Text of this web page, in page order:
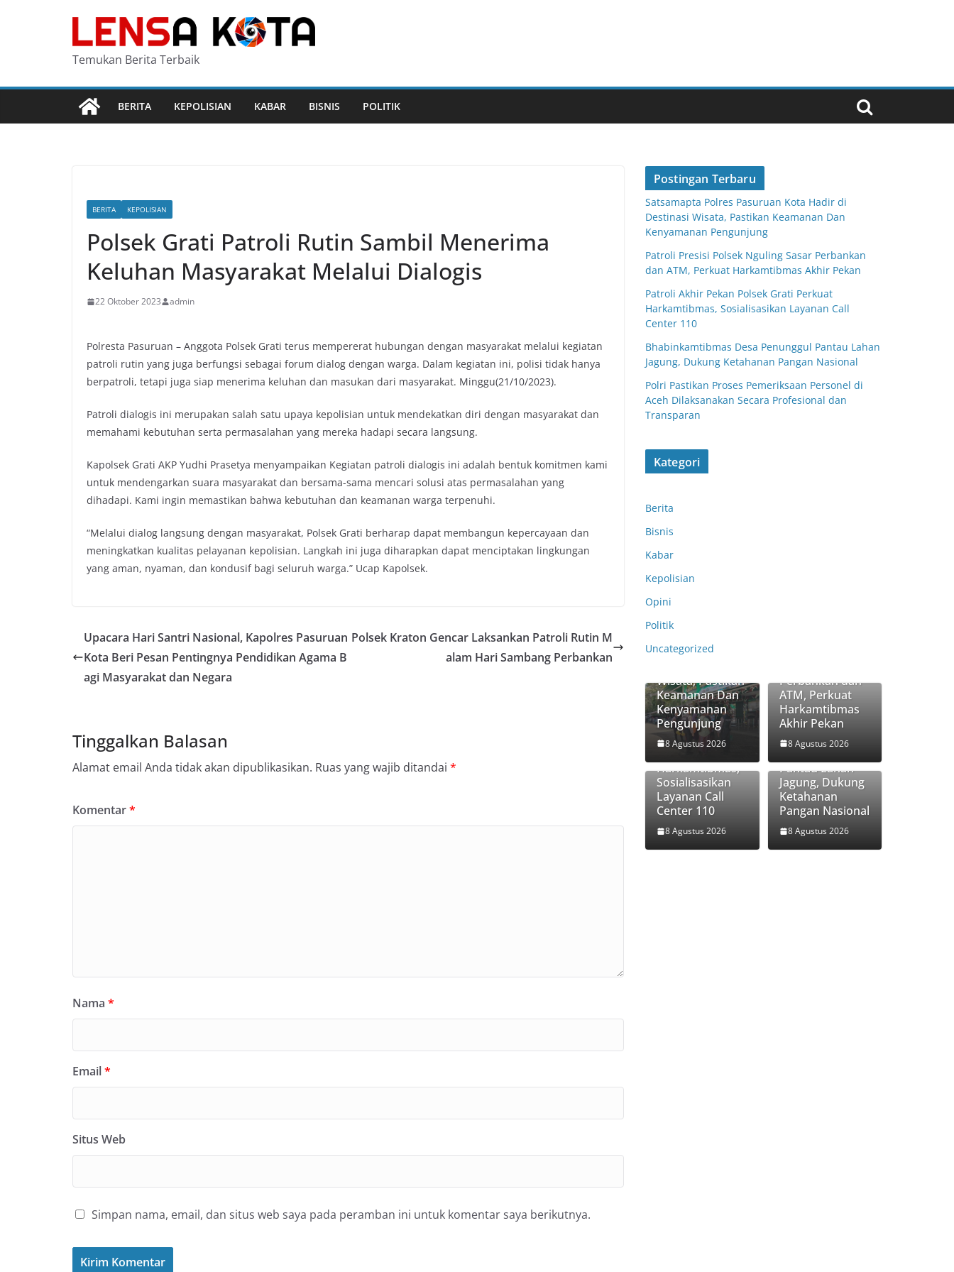
Temukan Berita Terbaik
BERITA KEPOLISIAN KABAR BISNIS POLITIK
BERITA KEPOLISIAN
Polsek Grati Patroli Rutin Sambil Menerima
Keluhan Masyarakat Melalui Dialogis
22 Oktober 2023 admin
Polresta Pasuruan – Anggota Polsek Grati terus mempererat hubungan dengan masyarakat melalui kegiatan
patroli rutin yang juga berfungsi sebagai forum dialog dengan warga. Dalam kegiatan ini, polisi tidak hanya
berpatroli, tetapi juga siap menerima keluhan dan masukan dari masyarakat. Minggu(21/10/2023).
Patroli dialogis ini merupakan salah satu upaya kepolisian untuk mendekatkan diri dengan masyarakat dan
memahami kebutuhan serta permasalahan yang mereka hadapi secara langsung.
Kapolsek Grati AKP Yudhi Prasetya menyampaikan Kegiatan patroli dialogis ini adalah bentuk komitmen kami
untuk mendengarkan suara masyarakat dan bersama-sama mencari solusi atas permasalahan yang
dihadapi. Kami ingin memastikan bahwa kebutuhan dan keamanan warga terpenuhi.
“Melalui dialog langsung dengan masyarakat, Polsek Grati berharap dapat membangun kepercayaan dan
meningkatkan kualitas pelayanan kepolisian. Langkah ini juga diharapkan dapat menciptakan lingkungan
yang aman, nyaman, dan kondusif bagi seluruh warga.” Ucap Kapolsek.
Upacara Hari Santri Nasional, Kapolres Pasuruan
Kota Beri Pesan Pentingnya Pendidikan Agama B
agi Masyarakat dan Negara
Polsek Kraton Gencar Laksankan Patroli Rutin M
alam Hari Sambang Perbankan
Tinggalkan Balasan
Alamat email Anda tidak akan dipublikasikan. Ruas yang wajib ditandai *
Komentar*
Nama *
Email*
Situs Web
Simpan nama, email, dan situs web saya pada peramban ini untuk komentar saya berikutnya.
Postingan Terbaru
Satsamapta Polres Pasuruan Kota Hadir di
Destinasi Wisata, Pastikan Keamanan Dan
Kenyamanan Pengunjung
Patroli Presisi Polsek Nguling Sasar Perbankan
dan ATM, Perkuat Harkamtibmas Akhir Pekan
Patroli Akhir Pekan Polsek Grati Perkuat
Harkamtibmas, Sosialisasikan Layanan Call
Center 110
Bhabinkamtibmas Desa Penunggul Pantau Lahan
Jagung, Dukung Ketahanan Pangan Nasional
Polri Pastikan Proses Pemeriksaan Personel di
Aceh Dilaksanakan Secara Profesional dan
Transparan
Kategori
Berita
Bisnis
Kabar
Kepolisian
Opini
Politik
Uncategorized
Satsamapta
Kota Hadir di
Wisata, Pastikan
Keamanan Dan
Kenyamanan
Pengunjung
8 Agustus 2026
Perbankan dan
ATM, Perkuat
Harkamtibmas
Akhir Pekan
8 Agustus 2026
Patroli Akhir
Pekan Polsek
Grati Perkuat
Harkamtibmas,
Sosialisasikan
Layanan Call
Center 110
8 Agustus 2026
Bhabinkamtibm
as Desa
Penunggul
Pantau Lahan
Jagung, Dukung
Ketahanan
Pangan Nasional
8 Agustus 2026